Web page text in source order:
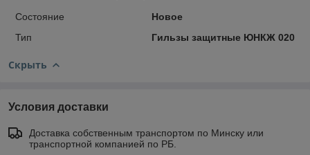
Состояние
Новое
Тип
Гильзы защитные ЮНКЖ 020
Скрыть
Условия доставки
Доставка собственным транспортом по Минску или
транспортной компанией по РБ.